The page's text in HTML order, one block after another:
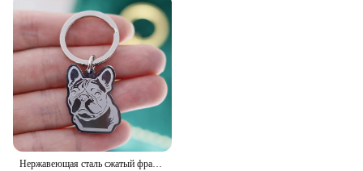
Нержавеющая сталь сжатый французский бульдог мультфильм домашнее животное детские подарки брелок для женщин мужчин ювелирные изделия сумка для ключей от машины деко аксессуары бесплатно